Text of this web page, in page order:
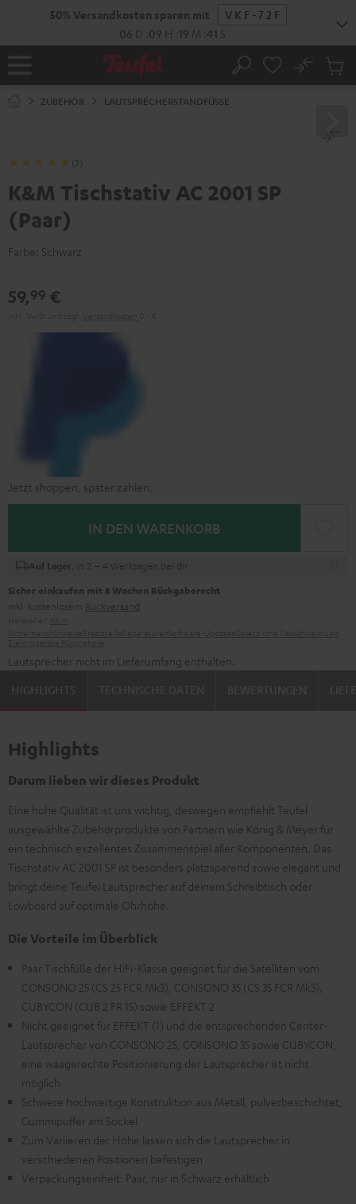
50% Versandkosten sparen mit
VKF-72F
06 D 09 H 19 M 40 S
Startseite Suche
No
ZUBEHÖR LAUTSPRECHERSTANDFÜSSE
(3)
K&M Tischstativ AC 2001 SP
(Paar)
Farbe: Schwarz
59,99 €
Jetzt shoppen, später zahlen.
IN DEN WARENKORB
Auf Lager , in 2 – 4 Werktagen bei dir
Sicher einkaufen mit 8 Wochen Rückgaberecht
inkl. kostenlosem Rückversand
Lautsprecher nicht im Lieferumfang enthalten.
HIGHLIGHTS
Highlights
Darum lieben wir dieses Produkt
Eine hohe Qualität ist uns wichtig, deswegen empfiehlt Teufel
ausgewählte Zubehörprodukte von Partnern wie König & Meyer für
ein technisch exzellentes Zusammenspiel aller Komponenten. Das
Tischstativ AC 2001 SP ist besonders platzsparend sowie elegant und
bringt deine Teufel Lautsprecher auf deinem Schreibtisch oder
Lowboard auf optimale Ohrhöhe.
Die Vorteile im Überblick
Paar Tischfüße der HiFi-Klasse geeignet für die Satelliten vom
CONSONO 25 (CS 25 FCR Mk3), CONSONO 35 (CS 35 FCR Mk3),
CUBYCON (CUB 2 FR 15) sowie EFFEKT 2
Nicht geeignet für EFFEKT (1) und die entsprechenden Center-
Lautsprecher von CONSONO 25, CONSONO 35 sowie CUBYCON,
eine waagerechte Positionierung der Lautsprecher ist nicht
möglich
Schwere hochwertige Konstruktion aus Metall, pulverbeschichtet,
Gummipuffer am Sockel
Zum Variieren der Höhe lassen sich die Lautsprecher in
verschiedenen Positionen befestigen
Verpackungseinheit: Paar, nur in Schwarz erhältlich